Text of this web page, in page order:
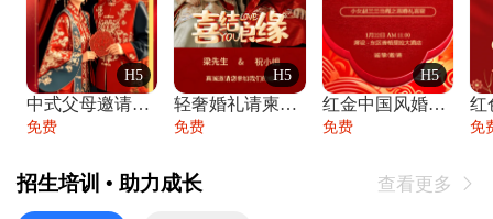
H5
中式父母邀请函婚礼结婚请柬请贴父母邀请方
免费
H5
轻奢婚礼请柬婚礼邀请函结婚照请帖
免费
H5
红金中国风婚礼请柬出阁喜宴嫁女请帖出阁宴
免费 免
招生培训 • 助力成长 查看更多 